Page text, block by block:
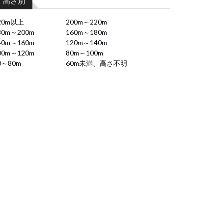
以上
200m～220m
～200m
160m～180m
～160m
120m～140m
～120m
80m～100m
80m
60m未満、高さ不明